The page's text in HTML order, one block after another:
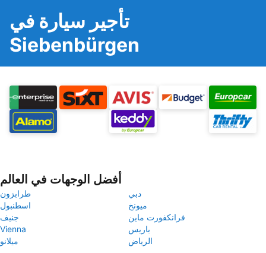
تأجير سيارة في
Siebenbürgen
أفضل الوجهات في العالم
طرابزون
دبي
اسطنبول
ميونخ
جنيف
فرانكفورت ماين
Vienna
باريس
ميلانو
الرياض